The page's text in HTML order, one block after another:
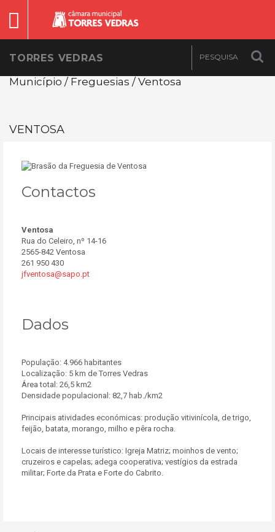
TORRES VEDRAS
Município / Freguesias / Ventosa
VENTOSA
Contactos
Ventosa
Rua do Celeiro, nº 14-16
2565-842 Ventosa
261 950 430
jfventosa@sapo.pt
Dados
População: 4.966 habitantes
Localização: 5 km de Torres Vedras
Área total: 26,5 km2
Densidade populacional: 82,7 hab./km2
Principais atividades económicas: produção vitivinícola, de trigo,
feijão, batata, morango, milho e pêra rocha.
Locais de interesse turístico: Igreja Matriz; moinhos de vento;
cruzeiros e capelas; adega cooperativa; vestígios da estrada
militar; Forte da Prata e Forte do Cabrito.